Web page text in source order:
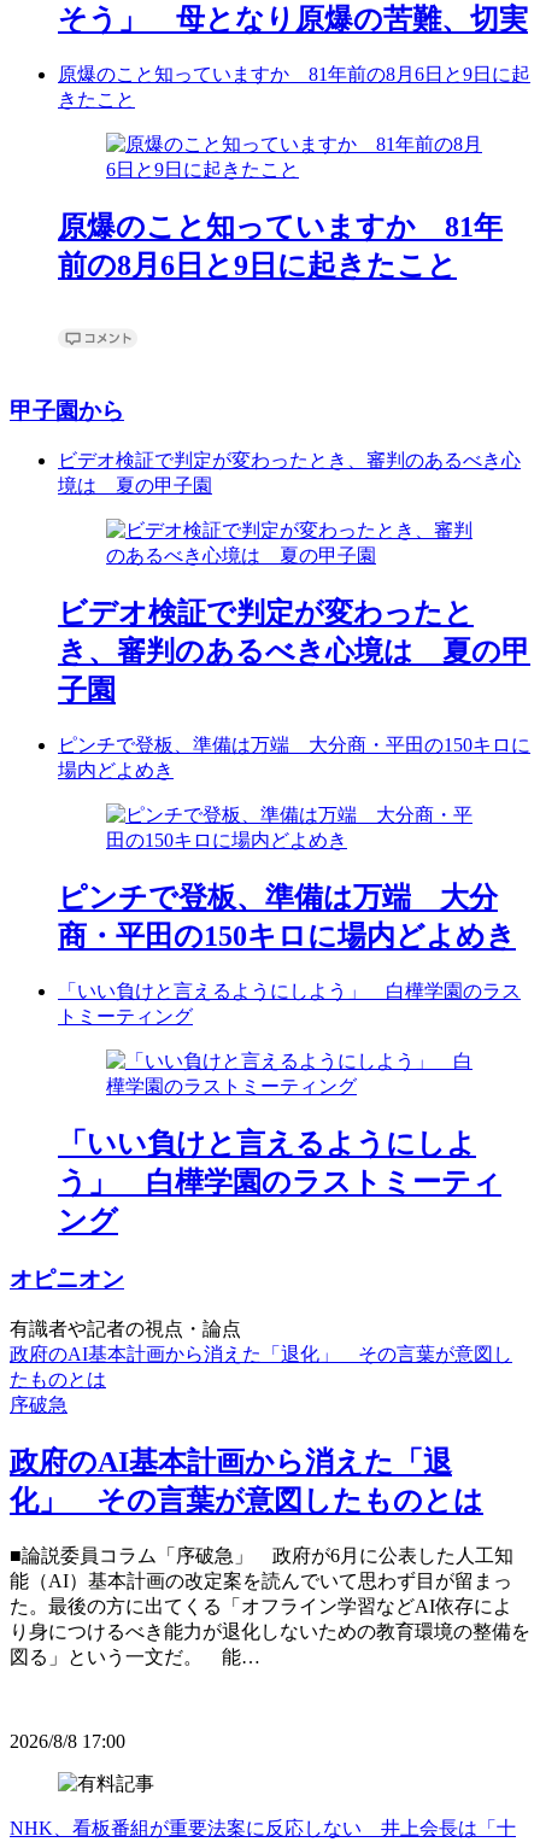
そう」 母となり原爆の苦難、切実
原爆のこと知っていますか 81年前の8月6日と9日に起
きたこと
原爆のこと知っていますか 81年
前の8月6日と9日に起きたこと
甲子園から
ビデオ検証で判定が変わったとき、審判のあるべき心
境は 夏の甲子園
ビデオ検証で判定が変わったと
き、審判のあるべき心境は 夏の甲
子園
ピンチで登板、準備は万端 大分商・平田の150キロに
場内どよめき
ピンチで登板、準備は万端 大分
商・平田の150キロに場内どよめき
「いい負けと言えるようにしよう」 白樺学園のラス
トミーティング
「いい負けと言えるようにしよ
う」 白樺学園のラストミーティ
ング
オピニオン
有識者や記者の視点・論点
政府のAI基本計画から消えた「退化」 その言葉が意図し
たものとは
序破急
政府のAI基本計画から消えた「退
化」 その言葉が意図したものとは
■論説委員コラム「序破急」 政府が6月に公表した人工知
能（AI）基本計画の改定案を読んでいて思わず目が留まっ
た。最後の方に出てくる「オフライン学習などAI依存によ
り身につけるべき能力が退化しないための教育環境の整備を
図る」という一文だ。 能…
2026/8/8 17:00
NHK、看板番組が重要法案に反応しない 井上会長は「十